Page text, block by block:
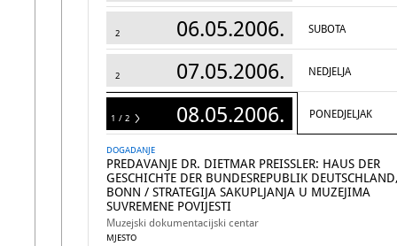
2 06.05.2006. SUBOTA
2 07.05.2006. NEDJELJA
2 08.05.2006. PONEDJELJAK
1 / 2
DOGADANJE
PREDAVANJE DR. DIETMAR PREISSLER: HAUS DER G
ESCHICHTE DER BUNDESREPUBLIK DEUTSCHLAND,
ONN / STRATEGIJA SAKUPLJANJA U MUZEJIMA S
UVREMENE POVIJESTI
Muzejski dokumentacijski centar
MJESTO